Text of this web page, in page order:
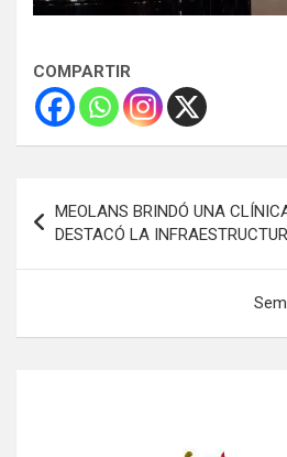
COMPARTIR
de
entradas
MEOLANS BRINDÓ UNA
DESTACÓ LA